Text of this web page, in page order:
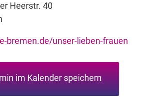
Heerstr. 40
bremen.de/unser-lieben-frauen
im Kalender speichern